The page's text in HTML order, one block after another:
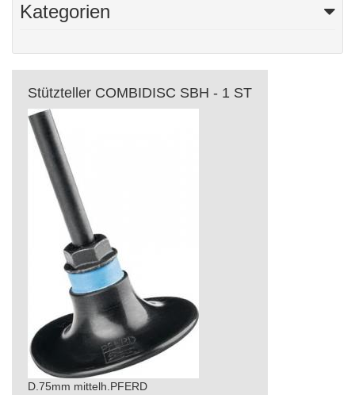
Kategorien
Stützteller COMBIDISC SBH - 1 ST
D.75mm mittelh.PFERD